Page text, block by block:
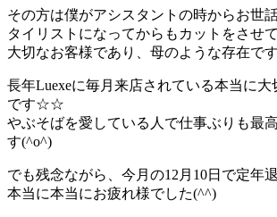
その方は僕がアシスタントの時からお世
タイリストになってからもカットをさせ
大切なお客様であり、母のような存在です
長年Luexeに毎月来店されている本当に大
です☆☆
やぶそばを愛している人で仕事ぶりも最
す(^o^)
でも残念ながら、今月の12月10日で定年
本当に本当にお疲れ様でした(^^)